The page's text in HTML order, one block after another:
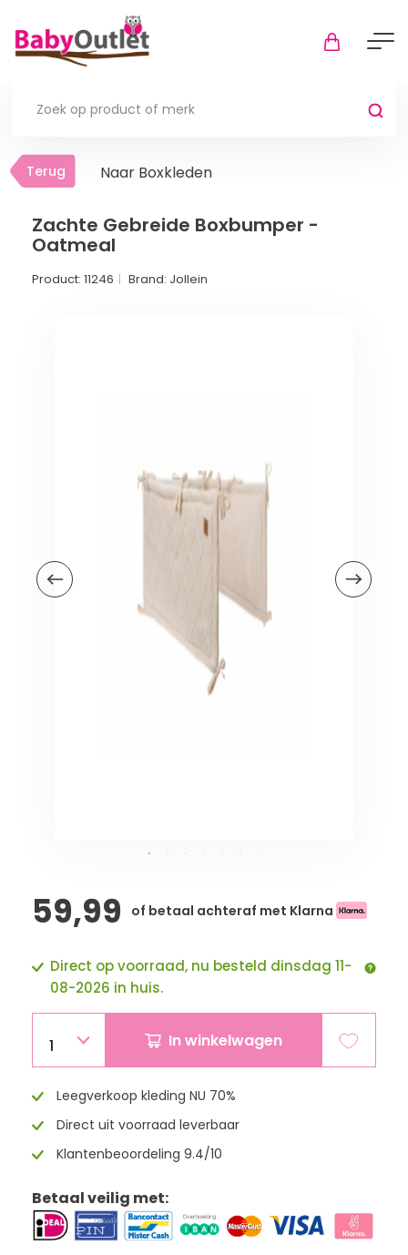
Terug
Thuis
Veiligheid buiten de deur
Kinderstoelen
Terug Naar Boxkleden
Zachte Gebreide Boxbumper -
Oatmeal
Product: 11246 Brand: Jollein
59,99 of betaal achteraf met Klarna
Direct op voorraad, nu besteld dinsdag 11-
08-2026 in huis.
1 In winkelwagen
Leegverkoop kleding NU 70%
Direct uit voorraad leverbaar
Klantenbeoordeling 9.4/10
Betaal veilig met: